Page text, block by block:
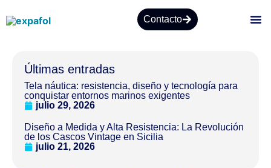
Contacto
Últimas entradas
Tela náutica: resistencia, diseño y tecnología para
conquistar entornos marinos exigentes
julio 29, 2026
Diseño a Medida y Alta Resistencia: La Revolución
de los Cascos Vintage en Sicilia
julio 21, 2026